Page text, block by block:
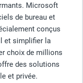
Microsoft
de bureau et
conçus
et simplifier la
choix de millions
des solutions
et privée.